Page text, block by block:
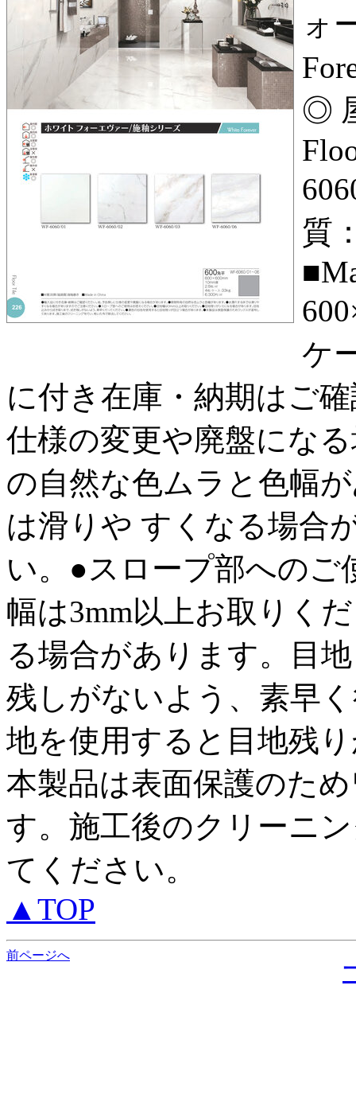
ォ
◎
質
ケ
に付き在庫・納期はご
仕様の変更や廃盤にな
の自然な色ムラと色幅
は滑りや すくなる場合
い。●スロープ部へのご
幅は3mm以上お取りく
る場合があります。目
残しがないよう、素早
地を使用すると目地残
本製品は表面保護のた
す。施工後のクリーニ
てください。
▲TOP
前ページへ